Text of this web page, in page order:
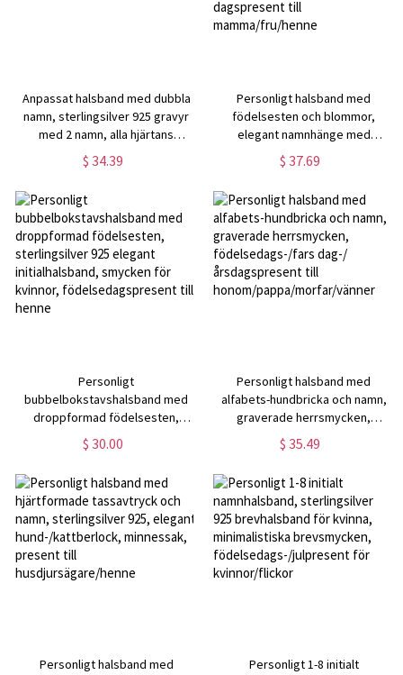
Anpassat halsband med dubbla
namn, sterlingsilver 925 gravyr
med 2 namn, alla hjärtans
dag-/födelsedagspresent till
henne/fru/flickvän
$ 34.39
Personligt halsband med
födelsesten och blommor,
elegant namnhänge med
blommor, smycken för kvinnor,
födelsedags-/bröllops-/mors
mamma/fru/henne
$ 37.69
Personligt
bubbelbokstavshalsband med
droppformad födelsesten,
sterlingsilver 925 elegant
initialhalsband, smycken för
kvinnor, födelsedagspresent till
henne
$ 30.00
Personligt halsband med
alfabets-hundbricka och namn,
graverade herrsmycken,
födelsedags-/fars dag-/
årsdagspresent till
honom/pappa/morfar/vänner
$ 35.49
Personligt halsband med
Personligt 1-8 initialt